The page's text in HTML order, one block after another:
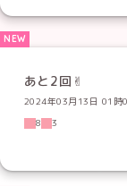
あと2回✌︎
2024年03月13日 01時
8
3